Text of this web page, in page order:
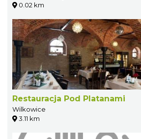
0.02 km
Restauracja Pod Platanami
Wilkowice
3.11 km